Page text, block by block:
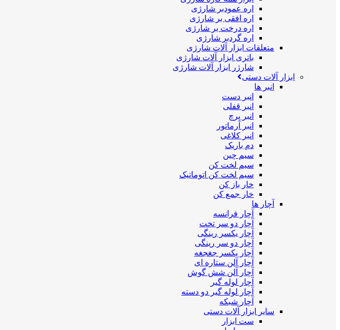
اره عمودبر شارژی
اره افقی بر شارژی
اره درخت بر شارژی
اره گردبر شارژی
متعلقات ابزار آلات شارژی
باتری ابزار آلات شارژی
شارژر ابزار آلات شارژی
ابزار آلات دستی
انبر ها
انبر دست
انبر قفلی
انبر پرچ
انبر آرماتور
انبر کلاغی
دم باریک
سیم چین
سیم لخت کن
سیم لخت کن اتوماتیک
خار باز کن
خار جمع کن
آچار ها
آچار فرانسه
آچار دو سر تخت
آچار یکسر رینگی
آچار دو سر رینگی
آچار یکسر جغجغه
آچار آلن ستاره ای
آچار آلن شش گوش
آچار لوله گیر
آچار لوله گیر دو دسته
آچار شبکه
سایر ابزار آلات دستی
ست ابزار